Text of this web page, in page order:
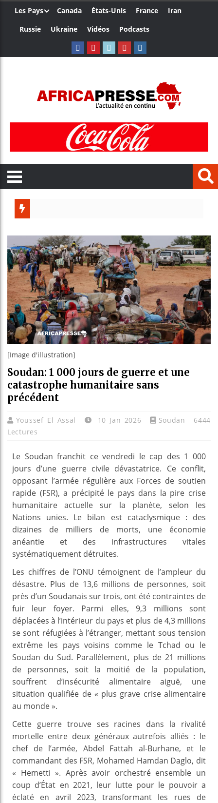
Les Pays Canada États-Unis France
Iran
Russie
Ukraine Vidéos Podcasts
[Image d'illustration]
Soudan: 1 000 jours de guerre et une
catastrophe humanitaire sans
précédent
Youssef El Assal 10 Jan 2026 Soudan
6444
Lectures
Le Soudan franchit ce vendredi le cap des 1 000
jours d’une guerre civile dévastatrice. Ce conflit,
opposant l’armée régulière aux Forces de soutien
rapide (FSR), a précipité le pays dans la pire crise
humanitaire actuelle sur la planète, selon les
Nations unies. Le bilan est cataclysmique : des
dizaines de milliers de morts, une économie
anéantie et des infrastructures vitales
systématiquement détruites.
Les chiffres de l’ONU témoignent de l’ampleur du
désastre. Plus de 13,6 millions de personnes, soit
près d’un Soudanais sur trois, ont été contraintes de
fuir leur foyer. Parmi elles, 9,3 millions sont
déplacées à l’intérieur du pays et plus de 4,3 millions
se sont réfugiées à l’étranger, mettant sous tension
extrême les pays voisins comme le Tchad ou le
Soudan du Sud. Parallèlement, plus de 21 millions
de personnes, soit la moitié de la population,
souffrent d’insécurité alimentaire aiguë, une
situation qualifiée de « plus grave crise alimentaire
au monde ».
Cette guerre trouve ses racines dans la rivalité
mortelle entre deux généraux autrefois alliés : le
chef de l’armée, Abdel Fattah al-Burhane, et le
commandant des FSR, Mohamed Hamdan Daglo, dit
« Hemetti ». Après avoir orchestré ensemble un
coup d’État en 2021, leur lutte pour le pouvoir a
éclaté en avril 2023, transformant les rues de